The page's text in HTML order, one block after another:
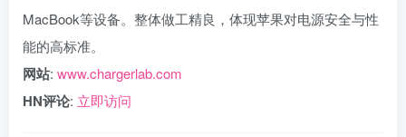
MacBook等设备。整体做工精良，体现苹果对电源安全与性
能的高标准。
网站: www.chargerlab.com
HN评论: 立即访问